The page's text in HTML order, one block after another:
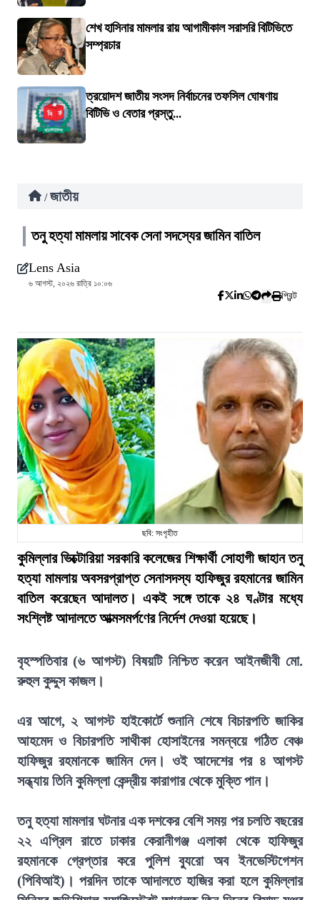
শেখ হাসিনার মামলার রায় আগামীকাল সরাসরি বিটিভিতে
সম্প্রচার
ত্রয়োদশ জাতীয় সংসদ নির্বাচনের তফসিল ঘোষণায়
বিটিভি ও বেতার প্রস্তু...
/ জাতীয়
তনু হত্যা মামলায় সাবেক সেনা সদস্যের জামিন বাতিল
Lens Asia
৬ আগস্ট, ২০২৬ রাত্রি ১০:০৬
প্রিন্ট
ছবি: সংগৃহীত
কুমিল্লার ভিক্টোরিয়া সরকারি কলেজের শিক্ষার্থী সোহাগী জাহান তনু
হত্যা মামলায় অবসরপ্রাপ্ত সেনাসদস্য হাফিজুর রহমানের জামিন
বাতিল করেছেন আদালত। একই সঙ্গে তাকে ২৪ ঘণ্টার মধ্যে
সংশ্লিষ্ট আদালতে আত্মসমর্পণের নির্দেশ দেওয়া হয়েছে।
বৃহস্পতিবার (৬ আগস্ট) বিষয়টি নিশ্চিত করেন আইনজীবী মো.
রুহুল কুদ্দুস কাজল।
এর আগে, ২ আগস্ট হাইকোর্টে শুনানি শেষে বিচারপতি জাকির
আহমেদ ও বিচারপতি সাথীকা হোসাইনের সমন্বয়ে গঠিত বেঞ্চ
হাফিজুর রহমানকে জামিন দেন। ওই আদেশের পর ৪ আগস্ট
সন্ধ্যায় তিনি কুমিল্লা কেন্দ্রীয় কারাগার থেকে মুক্তি পান।
তনু হত্যা মামলার ঘটনার এক দশকের বেশি সময় পর চলতি বছরের
২২ এপ্রিল রাতে ঢাকার কেরানীগঞ্জ এলাকা থেকে হাফিজুর
রহমানকে গ্রেপ্তার করে পুলিশ ব্যুরো অব ইনভেস্টিগেশন
(পিবিআই)। পরদিন তাকে আদালতে হাজির করা হলে কুমিল্লার